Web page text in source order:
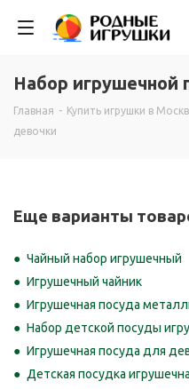
Набор игрушечной
Главная - Купить игрушки в
девочки
Еще варианты
Чайный набор игрушечный
Игрушечный чайник
Игрушечная посуда
Набор детской посуды
Игрушечная посуда для
Детская посудка